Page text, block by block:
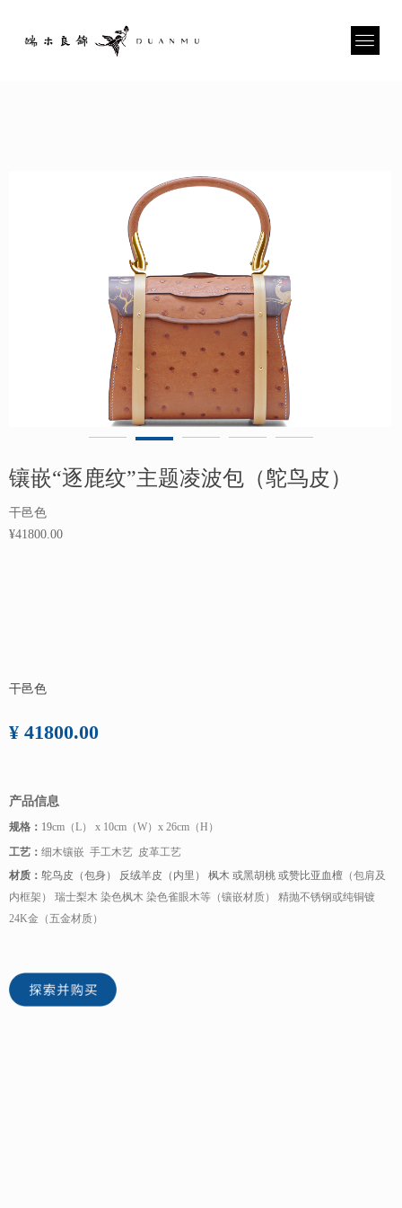
镶嵌“逐鹿纹”主题凌波包（鸵鸟皮）
干邑色
¥41800.00
干邑色
¥ 41800.00
产品信息
规格： 19cm（L） x 10cm（W）x 26cm（H）
工艺： 细木镶嵌 手工木艺 皮革工艺
材质： 鸵鸟皮（包身） 反绒羊皮（内里） 枫木 或黑胡桃 或赞比亚血檀 （包肩及
内框架） 瑞士梨木 染色枫木 染色雀眼木等（镶嵌材质） 精抛不锈钢或纯铜镀
24K金（五金材质）